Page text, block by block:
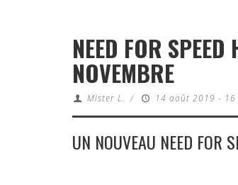
NEED FOR
NOVEMBRE
Mister L. / 14 août 2019 - 16
UN NOUVEAU NEED FOR